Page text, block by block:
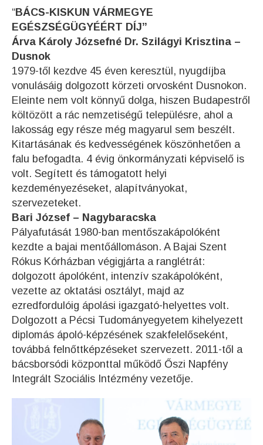
“BÁCS-KISKUN VÁRMEGYE
EGÉSZSÉGÜGYÉÉRT DÍJ”
Árva Károly Józsefné Dr. Szilágyi Krisztina –
Dusnok
1979-től kezdve 45 éven keresztül, nyugdíjba
vonulásáig dolgozott körzeti orvosként Dusnokon.
Eleinte nem volt könnyű dolga, hiszen Budapestről
költözött a rác nemzetiségű településre, ahol a
lakosság egy része még magyarul sem beszélt.
Kitartásának és kedvességének köszönhetően a
falu befogadta. 4 évig önkormányzati képviselő is
volt. Segített és támogatott helyi
kezdeményezéseket, alapítványokat,
szervezeteket.
Bari József – Nagybaracska
Pályafutását 1980-ban mentőszakápolóként
kezdte a bajai mentőállomáson. A Bajai Szent
Rókus Kórházban végigjárta a ranglétrát:
dolgozott ápolóként, intenzív szakápolóként,
vezette az oktatási osztályt, majd az
ezredfordulóig ápolási igazgató-helyettes volt.
Dolgozott a Pécsi Tudományegyetem kihelyezett
diplomás ápoló-képzésének szakfelelőseként,
továbbá felnőttképzéseket szervezett. 2011-től a
bácsborsódi központtal működő Őszi Napfény
Integrált Szociális Intézmény vezetője.